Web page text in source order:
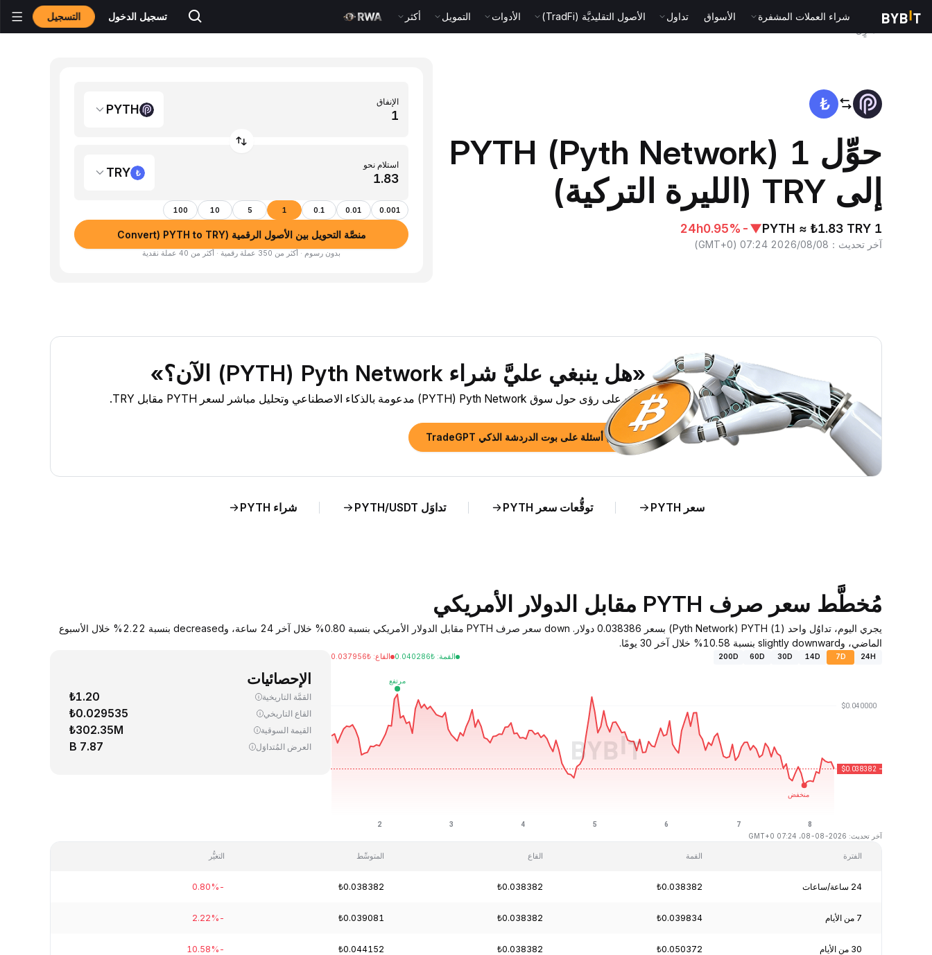
شراء العملات المشفرة الأسواق تداول الأصول التقليديَّة (TradFi) الأدوات التمويل أكثر تسجيل الدخول التسجيل
حوِّل 1 PYTH (Pyth Network)
إلى TRY (الليرة التركية)
1 PYTH ≈ ₺1.83 TRY
▼
-0.95%
24h
آخر تحديث ：
2026/08/08 07:24
(
GMT+0
)
الإنفاق
PYTH
استلام نحو
TRY
0.001
0.01
0.1
1
5
10
100
منصَّة التحويل بين الأصول الرقمية (Convert) PYTH to TRY
بدون رسوم · أكثر من 350 عملة رقمية · أكثر من 40 عملة نقدية
«هل ينبغي عليَّ شراء Pyth Network ‏(PYTH) الآن؟»
اطَّلع على رؤى حول سوق Pyth Network ‏(PYTH) مدعومة بالذكاء الاصطناعي وتحليل مباشر لسعر PYTH مقابل TRY.
اطرح أسئلة على بوت الدردشة الذكي TradeGPT
سعر PYTH توقُّعات سعر PYTH تداوَل PYTH/USDT شراء PYTH
مُخطَّط سعر صرف PYTH مقابل الدولار الأمريكي
يجري اليوم، تداوُل واحد (1) PYTH ‏(Pyth Network) بسعر 0.038386 دولار. down سعر صرف PYTH مقابل الدولار الأمريكي بنسبة 0.80% خلال آخر 24 ساعة، وdecreased بنسبة 2.22% خلال الأسبوع
الماضي، وslightly downward بنسبة 10.58% خلال آخر 30 يومًا.
24H
7D
14D
30D
60D
200D القمة:
₺
0.040286 القاع:
₺
0.037956
آخر تحديث: 2026-08-08، 07:24 GMT+0
الإحصائيات
القمَّة التاريخية ₺1.20
القاع التاريخي ₺0.029535
القيمة السوقية ₺302.35M
العرض المُتداوَل 7.87 B
الفترة القمة القاع المتوسِّط التغيُّر
24 ساعة/ساعات ₺0.038382
₺0.038382
₺0.038382
-0.80%
7 من الأيام ₺0.039834
₺0.038382
₺0.039081
-2.22%
30 من الأيام ₺0.050372
₺0.038382
₺0.044152
-10.58%